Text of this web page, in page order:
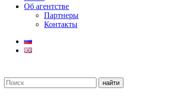
Об агентстве
Партнеры
Контакты